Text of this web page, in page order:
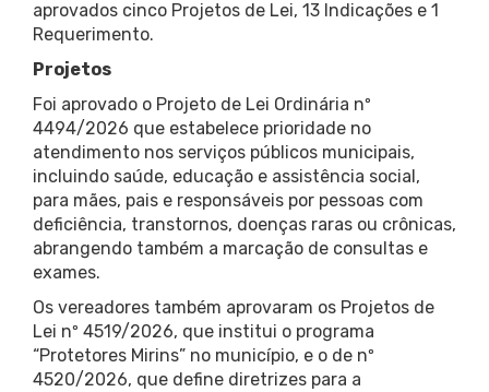
aprovados cinco Projetos de Lei, 13 Indicações e 1
Requerimento.
Projetos
Foi aprovado o Projeto de Lei Ordinária nº
4494/2026 que estabelece prioridade no
atendimento nos serviços públicos municipais,
incluindo saúde, educação e assistência social,
para mães, pais e responsáveis por pessoas com
deficiência, transtornos, doenças raras ou crônicas,
abrangendo também a marcação de consultas e
exames.
Os vereadores também aprovaram os Projetos de
Lei nº 4519/2026, que institui o programa
“Protetores Mirins” no município, e o de nº
4520/2026, que define diretrizes para a